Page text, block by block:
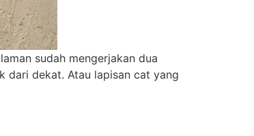
sudah mengerjakan dua
dari dekat. Atau lapisan cat yang